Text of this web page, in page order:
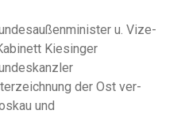
u. Vize-
Kiesinger
der Ost ver-
und